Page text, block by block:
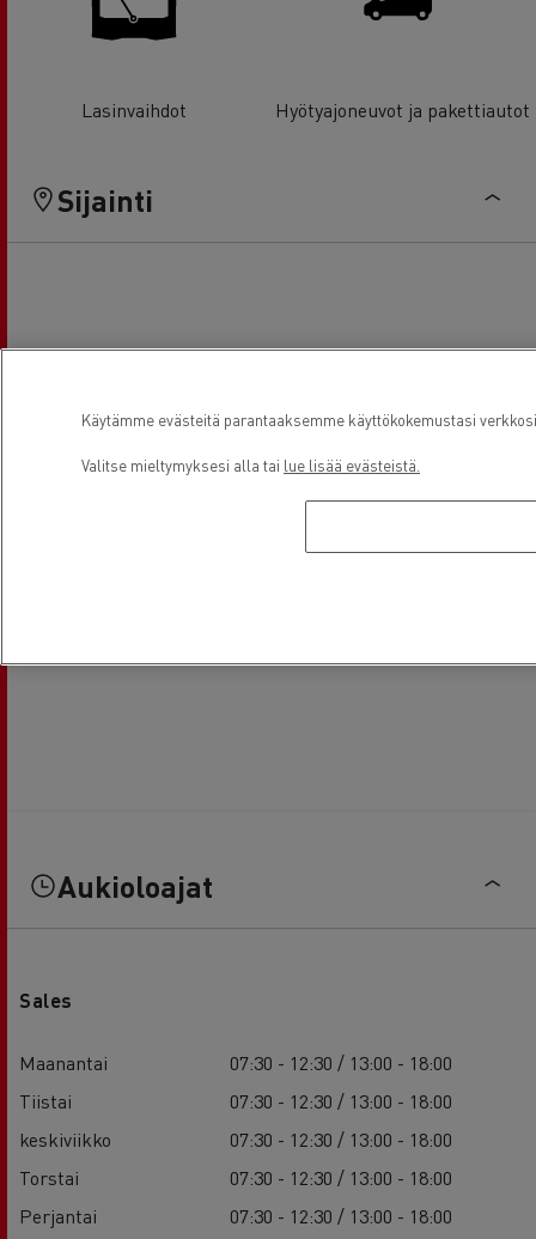
Lasinvaihdot Hyötyajoneuvot ja pakettiautot
Sijainti
Aukioloajat
Sales
Maanantai
07:30 - 12:30 / 13:00 - 18:00
Tiistai
07:30 - 12:30 / 13:00 - 18:00
keskiviikko
07:30 - 12:30 / 13:00 - 18:00
Torstai
07:30 - 12:30 / 13:00 - 18:00
Perjantai
07:30 - 12:30 / 13:00 - 18:00
Käytämme evästeitä parantaaksemme käyttökokemustasi
Valitse mieltymyksesi alla tai lue lisää evästeistä.